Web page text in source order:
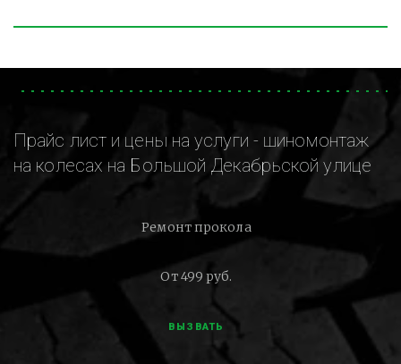
Прайс лист и цены на услуги - шиномонтаж
на колесах на Большой Декабрьской улице
Ремонт прокола
От 499 руб.
ВЫЗВАТЬ